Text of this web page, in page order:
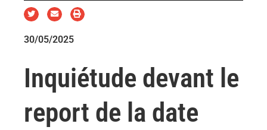
30/05/2025
Inquiétude devant le
report de la date